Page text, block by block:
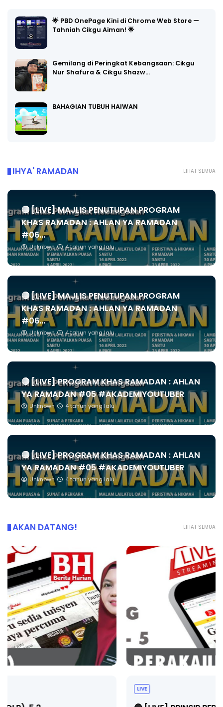
🌟 PBD OnePage Kini di Chrome Web Store —
Tahniah Cikgu Aiman! 🌟
Gemilang di Peringkat Kebangsaan: Cikgu
Nur Shafura & Cikgu Shazw…
BAHAGIAN TUBUH HAIWAN
LIHAT SEMUA
IHYA' RAMADAN
🔴 [LIVE] MAJLIS PENUTUPAN PROGRAM
KHAS RAMADAN : AHLAN YA RAMADAN
#06...
Unknown 4 tahun yang lalu
🔴 [LIVE] MAJLIS PENUTUPAN PROGRAM
KHAS RAMADAN : AHLAN YA RAMADAN
#06...
Unknown 4 tahun yang lalu
🔴 [LIVE] PROGRAM KHAS RAMADAN : AHLAN
YA RAMADAN #05 #AKADEMIYOUTUBER
Unknown 4 tahun yang lalu
🔴 [LIVE] PROGRAM KHAS RAMADAN : AHLAN
YA RAMADAN #05 #AKADEMIYOUTUBER
Unknown 4 tahun yang lalu
LIHAT SEMUA
AKAN DATANG!